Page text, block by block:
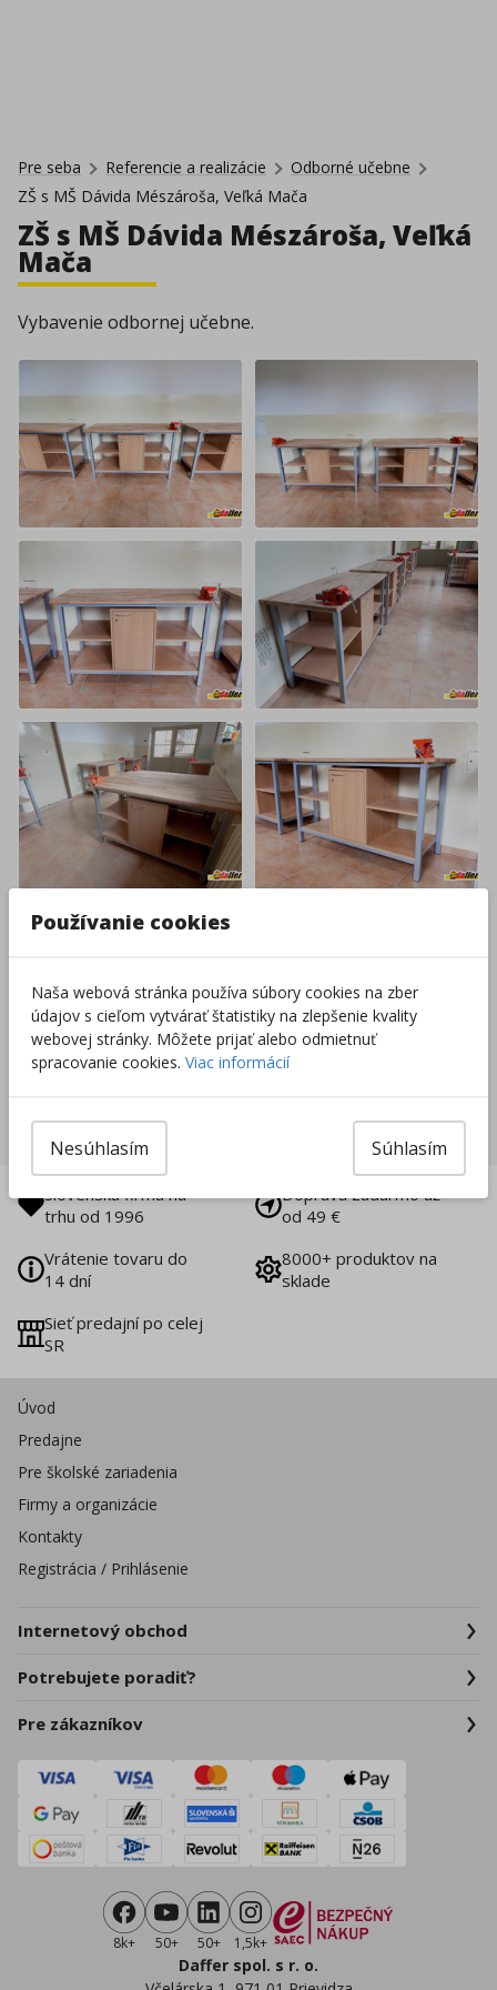
Pre seba Referencie a realizácie
Odborné učebne
ZŠ s MŠ Dávida Mészároša, Veľká Mača
ZŠ s MŠ Dávida Mészároša, Veľká
Mača
Vybavenie odbornej učebne.
Nakupovať nábytok a vybavenie
Slovenská firma na
trhu od 1996
Doprava zadarmo už
od 49 €
Vrátenie tovaru do
14 dní
8000+ produktov na
sklade
Sieť predajní po celej
SR
Úvod
Predajne
Pre školské zariadenia
Firmy a organizácie
Kontakty
Registrácia / Prihlásenie
Internetový obchod
Potrebujete poradiť?
Pre zákazníkov
Daffer spol. s r. o.
8k+ 50+ 50+ 1,5k+
Používanie cookies
Naša webová stránka používa súbory cookies na zber
údajov s cieľom vytvárať štatistiky na zlepšenie kvality
webovej stránky. Môžete prijať alebo odmietnuť
spracovanie cookies. Viac informácií
Súhlasím
Nesúhlasím